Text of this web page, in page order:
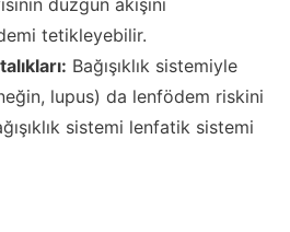
düzgün akışını
tetikleyebilir.
Bağışıklık sistemiyle
lupus) da lenfödem riskini
sistemi lenfatik sistemi